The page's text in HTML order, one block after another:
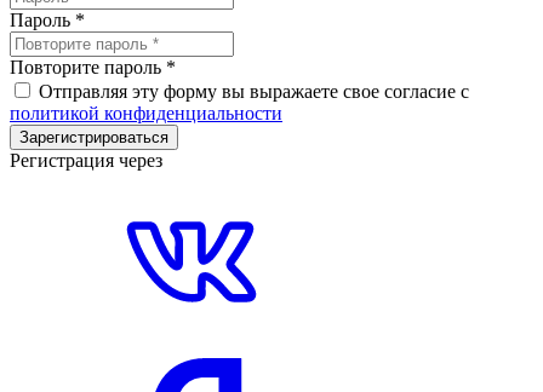
Пароль *
Повторите пароль *
Отправляя эту форму вы выражаете свое согласие с
политикой конфиденциальности
Зарегистрироваться
Регистрация через